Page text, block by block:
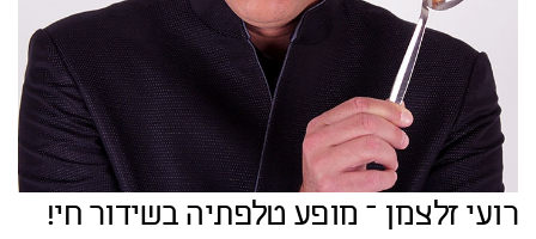
רועי זלצמן – מופע טלפתיה בשידור חי!